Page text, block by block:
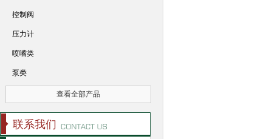
控制阀
压力计
喷嘴类
泵类
查看全部产品
联系我们